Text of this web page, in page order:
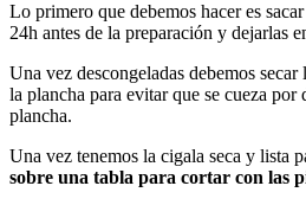
Lo primero que debemos hacer es
24h antes de la preparación y dejarlas
Una vez descongeladas debemos
la plancha para evitar que se cueza por
plancha.
Una vez tenemos la cigala seca y lista
sobre una tabla para cortar con las